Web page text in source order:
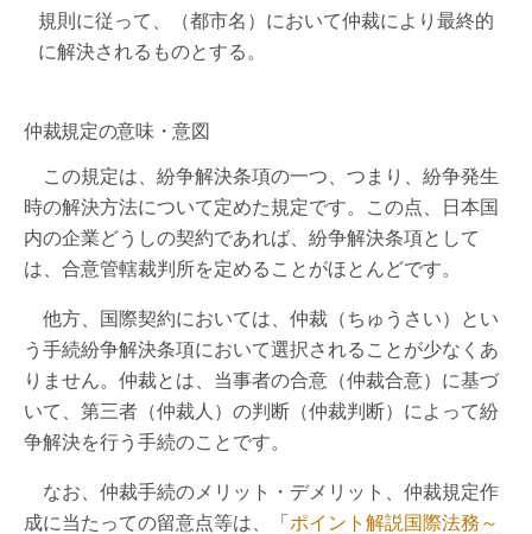
規則に従って、（都市名）において仲裁により最終的
に解決されるものとする。
仲裁規定の意味・意図
この規定は、紛争解決条項の一つ、つまり、紛争発生
時の解決方法について定めた規定です。この点、日本国
内の企業どうしの契約であれば、紛争解決条項として
は、合意管轄裁判所を定めることがほとんどです。
他方、国際契約においては、仲裁（ちゅうさい）とい
う手続紛争解決条項において選択されることが少なくあ
りません。仲裁とは、当事者の合意（仲裁合意）に基づ
いて、第三者（仲裁人）の判断（仲裁判断）によって紛
争解決を行う手続のことです。
なお、仲裁手続のメリット・デメリット、仲裁規定作
成に当たっての留意点等は、「ポイント解説国際法務～